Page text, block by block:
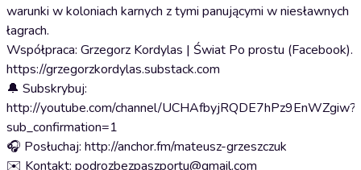
warunki w koloniach karnych z tymi panującymi w niesławnych
łagrach.
Współpraca: Grzegorz Kordylas | Świat Po prostu (Facebook).
https://grzegorzkordylas.substack.com
🔔 Subskrybuj:
http://youtube.com/channel/UCHAfbyjRQDE7hPz9EnWZgiw?
sub_confirmation=1
🎧 Posłuchaj: http://anchor.fm/mateusz-grzeszczuk
✉️ Kontakt: podrozbezpaszportu@gmail.com